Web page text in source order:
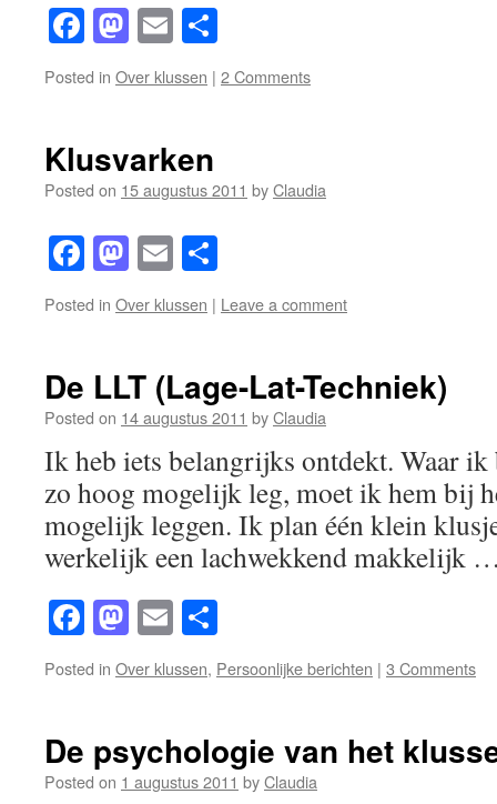
Facebook
Mastodon
Email
Posted in Over klussen | 2 Comments
Klusvarken
Posted on 15 augustus 2011 byClaudia
Facebook
Mastodon
Email
Posted in Over klussen | Leave a comment
De LLT (Lage-Lat-Techniek)
Posted on 14 augustus 2011 byClaudia
Ik heb iets belangrijks ontdekt. Waar
zo hoog mogelijk leg, moet ik hem bij
mogelijk leggen. Ik plan één klein
werkelijk een lachwekkend makkelijk
Facebook
Mastodon
Email
Posted in Over klussen, Persoonlijke berichten | 3 Comments
De psychologie van het
Posted on 1 augustus 2011 byClaudia